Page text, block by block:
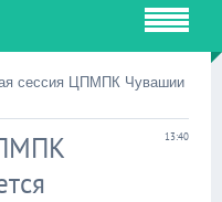
сессия ЦПМПК Чувашии
13:40